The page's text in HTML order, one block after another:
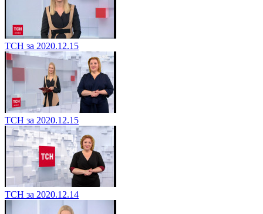
ТСН за 2020.12.15
ТСН за 2020.12.15
ТСН за 2020.12.14